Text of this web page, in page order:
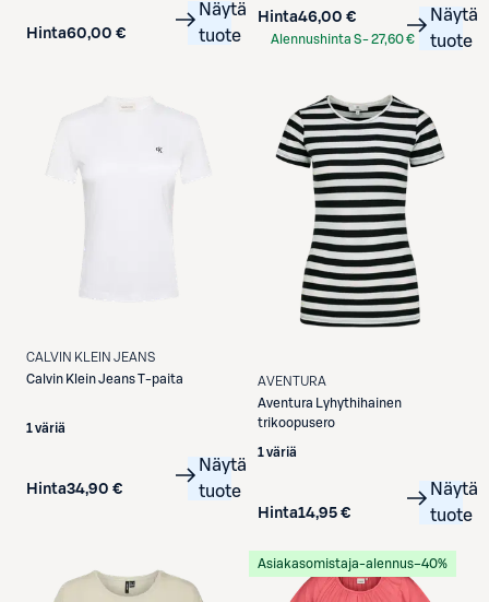
Hinta60,00 €
Näytä
tuote
Hinta46,00 €
Alennushinta S-27,60 €
Näytä
tuote
CALVIN KLEIN JEANS
Calvin Klein Jeans T-paita
1 väriä
Hinta34,90 €
Näytä
tuote
AVENTURA
Aventura
Lyhythihainen
trikoopusero
1 väriä
Hinta14,95 €
Näytä
tuote
Asiakasomistaja-alennus−40%